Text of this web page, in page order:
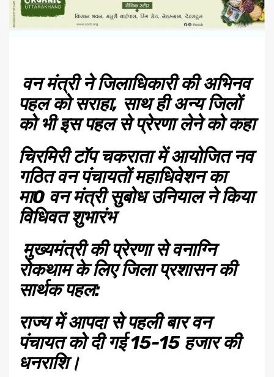
वन मंत्री ने जिलाधिकारी की अभिनव
पहल को सराहा, साथ ही अन्य जिलों
को भी इस पहल से प्रेरणा लेने को कहा
चिरमिरी टॉप चकराता में आयोजित नव
गठित वन पंचायतों महाधिवेशन का
मा0 वन मंत्री सुबोध उनियाल ने किया
विधिवत शुभारंभ
मुख्यमंत्री की प्रेरणा से वनाग्नि
रोकथाम के लिए जिला प्रशासन की
सार्थक पहल:
राज्य में आपदा से पहली बार वन
पंचायत को दी गई 15-15 हजार की
धनराशि।